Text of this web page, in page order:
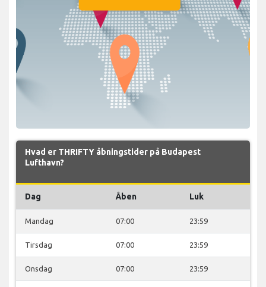
Hvad er THRIFTY åbningstider på Budapest
Lufthavn?
Dag Åben Luk
Mandag 07:00 23:59
Tirsdag 07:00 23:59
Onsdag 07:00 23:59